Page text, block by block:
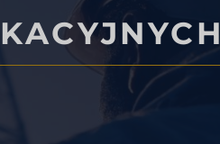
strategiczne